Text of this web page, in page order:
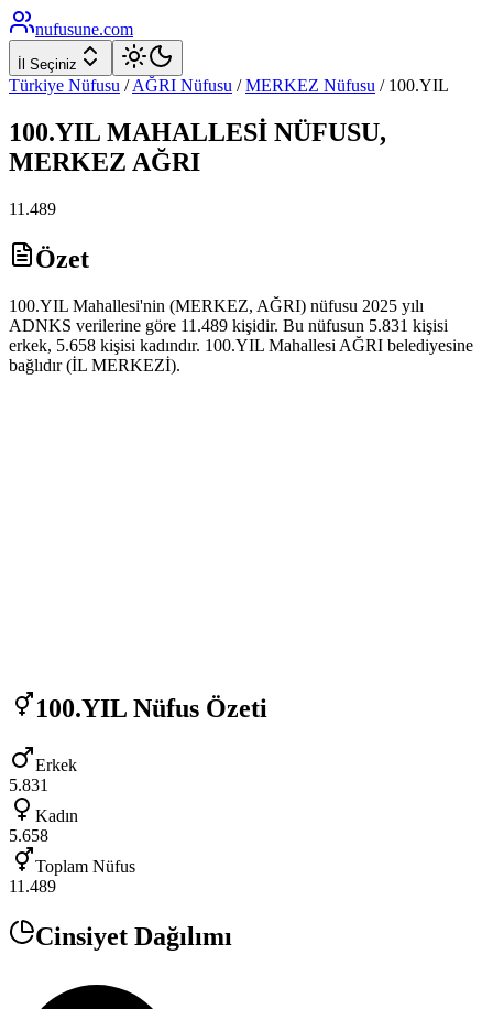
nufusune.com
İl Seçiniz
Türkiye Nüfusu / AĞRI Nüfusu / MERKEZ Nüfusu / 100.YIL
100.YIL MAHALLESİ NÜFUSU,
MERKEZ AĞRI
11.489
Özet
100.YIL Mahallesi'nin (MERKEZ, AĞRI) nüfusu 2025 yılı
ADNKS verilerine göre 11.489 kişidir. Bu nüfusun 5.831 kişisi
erkek, 5.658 kişisi kadındır. 100.YIL Mahallesi AĞRI belediyesine
bağlıdır (İL MERKEZİ).
100.YIL Nüfus Özeti
Erkek
5.831
Kadın
5.658
Toplam Nüfus
11.489
Cinsiyet Dağılımı